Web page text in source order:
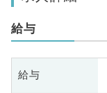
給与
給与